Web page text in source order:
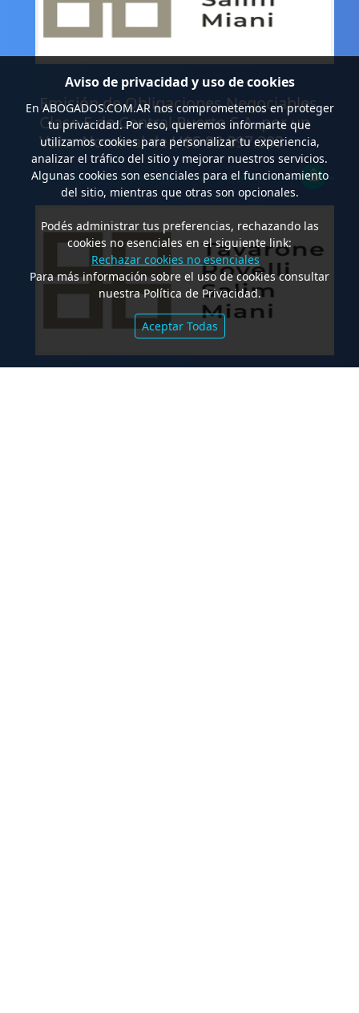
Emisión de Obligaciones Negociables
Clase E de Central Puerto S.A. por un
Valor Nominal de U$S 98.897.303
Aviso de privacidad y uso de cookies
EnABOGADOS.COM.ARnos comprometemos en proteger
tu privacidad. Por eso, queremos informarte que
utilizamos cookies para personalizar tu experiencia,
analizar el tráfico del sitio y mejorar nuestros servicios.
Algunas cookies son esenciales para el funcionamiento
del sitio, mientras que otras son opcionales.
Podés administrar tus preferencias, rechazando las
cookies no esenciales en el siguiente link:
Rechazar cookies no esenciales
Para más información sobre el uso de cookies consultar
nuestra Política de Privacidad.
Aceptar Todas